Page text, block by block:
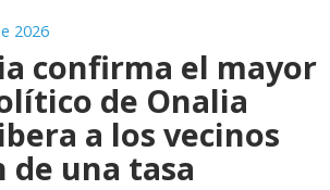
2026
confirma el mayor
de Onalia
a los vecinos
de una tasa